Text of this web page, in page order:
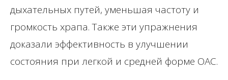
дыхательных путей, уменьшая частоту и
громкость храпа. Также эти упражнения
доказали эффективность в улучшении
состояния при легкой и средней форме ОАС.